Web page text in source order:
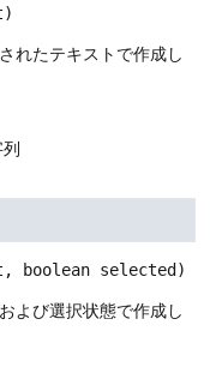
れたテキストで作成し
boolean selected)
よび選択状態で作成し